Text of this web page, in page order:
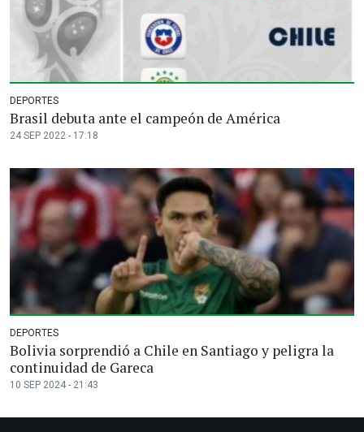
DEPORTES
Brasil debuta ante el campeón de América
24 SEP 2022 - 17:18
DEPORTES
Bolivia sorprendió a Chile en Santiago y peligra la
continuidad de Gareca
10 SEP 2024 - 21:43